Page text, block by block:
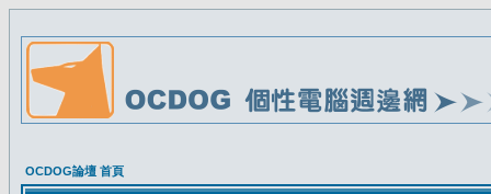
OCDOG論壇 首頁